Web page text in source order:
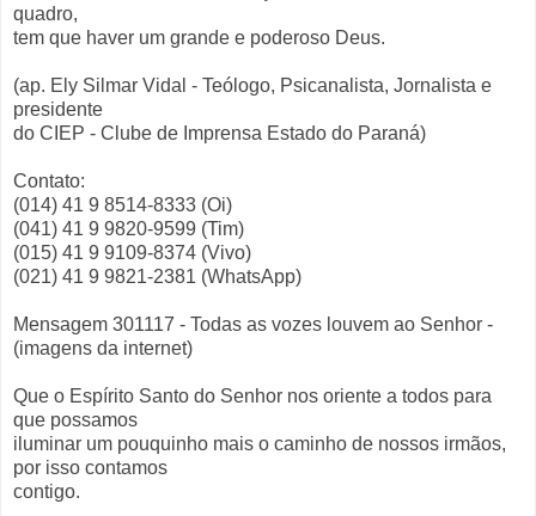
quadro,
tem que haver um grande e poderoso Deus.
(ap. Ely Silmar Vidal - Teólogo, Psicanalista, Jornalista e
presidente
do CIEP - Clube de Imprensa Estado do Paraná)
Contato:
(014) 41 9 8514-8333 (Oi)
(041) 41 9 9820-9599 (Tim)
(015) 41 9 9109-8374 (Vivo)
(021) 41 9 9821-2381 (WhatsApp)
Mensagem 301117 - Todas as vozes louvem ao Senhor -
(imagens da internet)
Que o Espírito Santo do Senhor nos oriente a todos para
que possamos
iluminar um pouquinho mais o caminho de nossos irmãos,
por isso contamos
contigo.